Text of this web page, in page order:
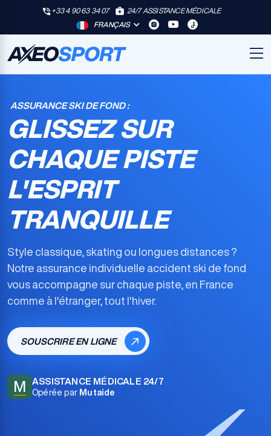
+33 4 90 63 34 07
24/7 ASSISTANCE MÉDICALE
FRANÇAIS
ASSURANCE SKI DE FOND :
GLISSEZ SUR
CHAQUE PISTE
L'ESPRIT
TRANQUILLE
Style classique, skating ou longues distances ?
Notre assurance individuelle accident ski de fond
vous accompagne sur chaque piste, en France
comme à l'étranger, tout l'hiver.
SOUSCRIRE EN LIGNE
M ASSISTANCE MÉDICALE 24/7
Opérée par Mutaide